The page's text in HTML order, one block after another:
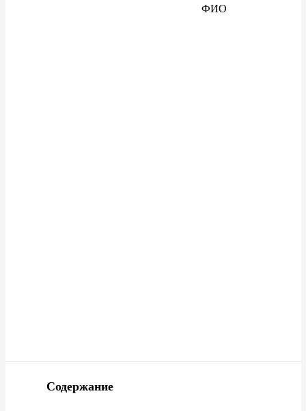
ФИО
Содержание